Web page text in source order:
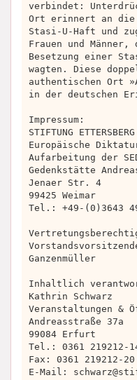
verbindet:
Ort erinnert an die
Stasi-U-Haft und
Frauen und
Besetzung einer
wagten. Diese
authentischen Ort
in der deutschen
Impressum:
STIFTUNG ETTERSBERG
Europäische
Aufarbeitung der
Gedenkstätte
Jenaer Str. 4
99425 Weimar
Tel.: +49-(0)3643
Ganzenmüller
Inhaltlich
Kathrin Schwarz
Veranstaltungen &
Andreasstraße 37a
99084 Erfurt
Tel.: 0361 219212-
Fax: 0361 219212-20
E-Mail: